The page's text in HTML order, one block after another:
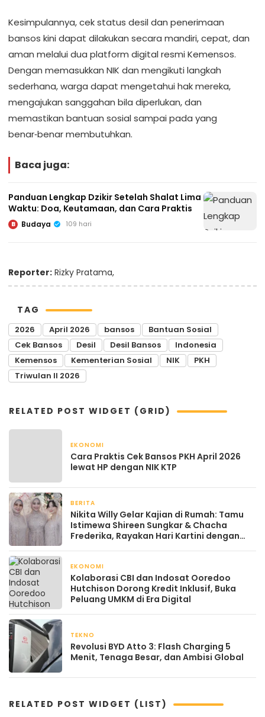
Kesimpulannya, cek status desil dan penerimaan
bansos kini dapat dilakukan secara mandiri, cepat, dan
aman melalui dua platform digital resmi Kemensos.
Dengan memasukkan NIK dan mengikuti langkah
sederhana, warga dapat mengetahui hak mereka,
mengajukan sanggahan bila diperlukan, dan
memastikan bantuan sosial sampai pada yang
benar‑benar membutuhkan.
Baca juga:
Panduan Lengkap Dzikir Setelah Shalat Lima
Waktu: Doa, Keutamaan, dan Cara Praktis
B Budaya 109 hari
Reporter: Rizky Pratama,
TAG
2026 April 2026 bansos
Bantuan Sosial
Cek Bansos
Desil Desil Bansos
Indonesia
Kemensos
Kementerian Sosial NIK
PKH
Triwulan II 2026
RELATED POST WIDGET (GRID)
EKONOMI
Cara Praktis Cek Bansos PKH April 2026
lewat HP dengan NIK KTP
BERITA
Nikita Willy Gelar Kajian di Rumah: Tamu
Istimewa Shireen Sungkar & Chacha
Frederika, Rayakan Hari Kartini dengan
EKONOMI
Kolaborasi CBI dan Indosat Ooredoo
Hutchison Dorong Kredit Inklusif, Buka
Peluang UMKM di Era Digital
TEKNO
Revolusi BYD Atto 3: Flash Charging 5
Menit, Tenaga Besar, dan Ambisi Global
RELATED POST WIDGET (LIST)